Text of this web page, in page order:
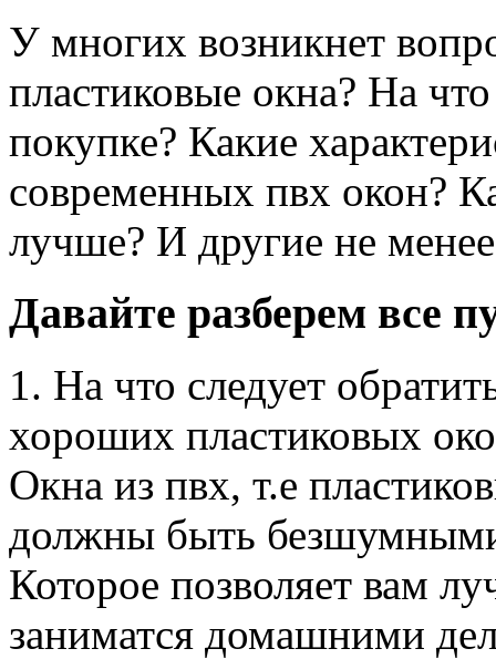
У многих возникнет
пластиковые окна? На
покупке? Какие
современных пвх окон?
лучше? И другие не
Давайте разберем все
1. На что следует
хороших пластиковых
Окна из пвх, т.е
должны быть
Которое позволяет вам
заниматся домашними